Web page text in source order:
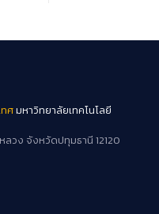
ศมหาวิทยาลัยเทคโนโลยี
วง จังหวัดปทุมธานี 12120